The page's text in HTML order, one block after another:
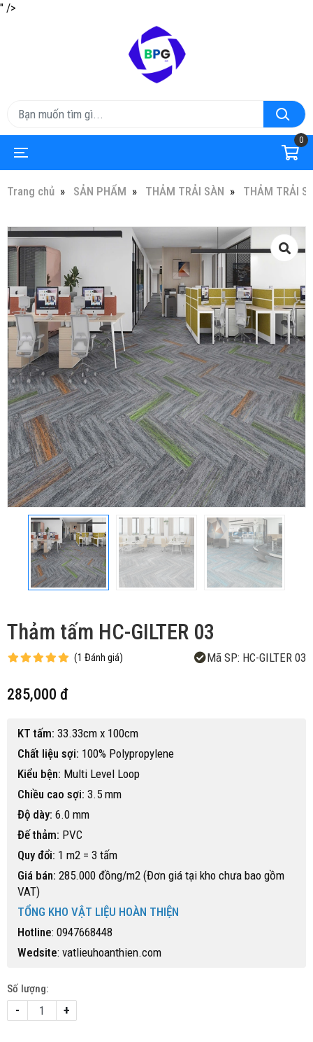
" />
0
Trang chủ SẢN PHẨM THẢM TRẢI SÀN THẢM TRẢI
Thảm tấm HC-GILTER 03
(1 Đánh giá) Mã SP: HC-GILTER 03
285,000 đ
KT tấm: 33.33cm x 100cm
Chất liệu sợi: 100% Polypropylene
Kiểu bện: Multi Level Loop
Chiều cao sợi: 3.5 mm
Độ dày: 6.0 mm
Đế thảm: PVC
Quy đổi: 1 m2 = 3 tấm
Giá bán: 285.000 đồng/m2 (Đơn giá tại kho chưa bao gồm
VAT)
TỔNG KHO VẬT LIỆU HOÀN THIỆN
Hotline: 0947668448
Wedsite: vatlieuhoanthien.com
Số lượng:
- +